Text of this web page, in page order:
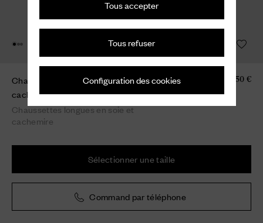
Tous accepter
Tous refuser
Configuration des cookies
Chaussettes longues en soie et
cachemire
Chaussettes longues en soie et
cachemire
150 €
Sélectionner une taille
Command par téléphone